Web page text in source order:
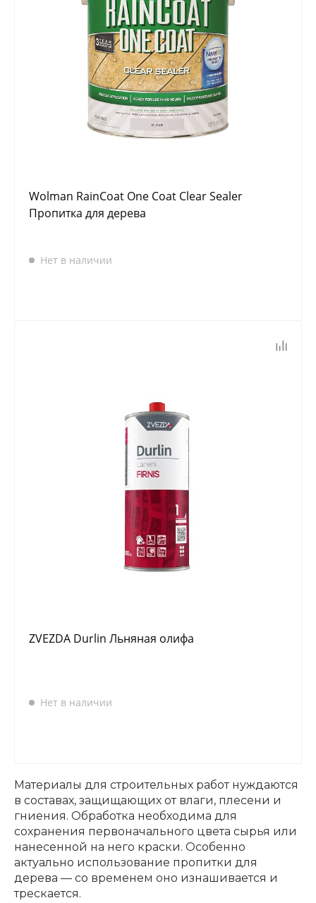
Wolman RainCoat One Coat Clear Sealer
Пропитка для дерева
Нет в наличии
ZVEZDA Durlin Льняная олифа
Нет в наличии
Материалы для строительных работ нуждаются
в составах, защищающих от влаги, плесени и
гниения. Обработка необходима для
сохранения первоначального цвета сырья или
нанесенной на него краски. Особенно
актуально использование пропитки для
дерева — со временем оно изнашивается и
трескается.